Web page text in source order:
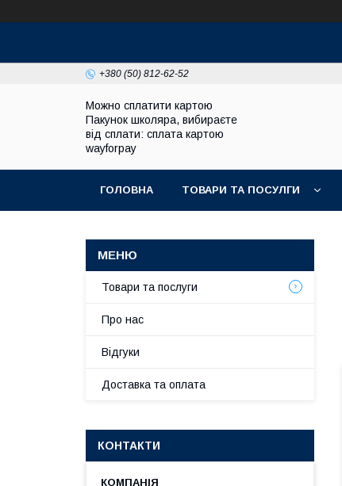
+380 (50) 812-62-52
Можно сплатити картою
Пакунок школяра, вибираєте
від сплати: сплата картою
wayforpay
ГОЛОВНА ТОВАРИ ТА ПОСУЛГИ
Товари та послуги
Про нас
Відгуки
Доставка та оплата
КОНТАКТИ